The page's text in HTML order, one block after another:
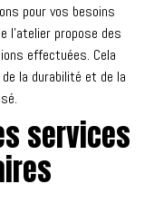
pour vos besoins
l’atelier propose des
effectuées. Cela
la durabilité et de la
services